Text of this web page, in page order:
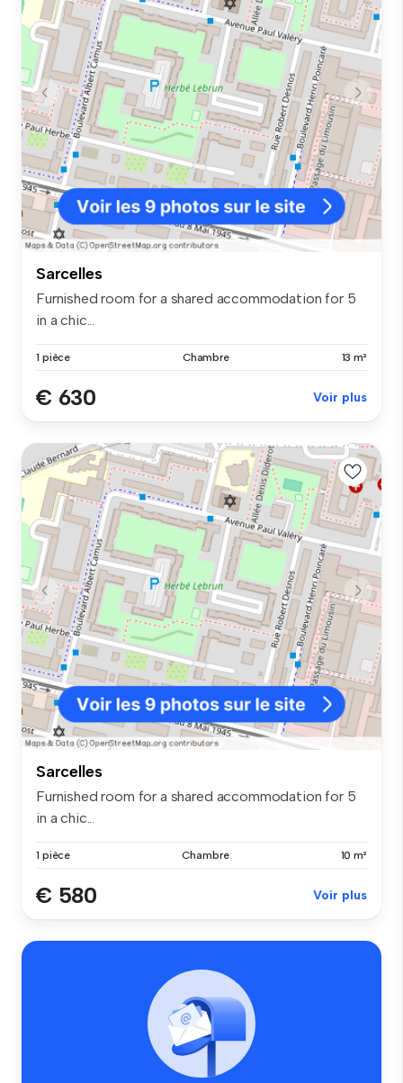
Sarcelles
Furnished room for a shared accommodation for 5
in a chic...
1 pièce Chambre 13 m²
€ 630 Voir plus
Sarcelles
Furnished room for a shared accommodation for 5
in a chic...
1 pièce Chambre 10 m²
€ 580 Voir plus